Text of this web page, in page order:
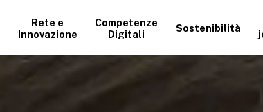
Rete e
Innovazione
Competenze
Digitali
Sostenibilità